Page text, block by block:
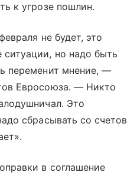
к угрозе пошлин.
не будет, это
ситуации, но надо быть
переменит мнение, —
Евросоюза. — Никто
Это
сбрасывать со счетов
в соглашение